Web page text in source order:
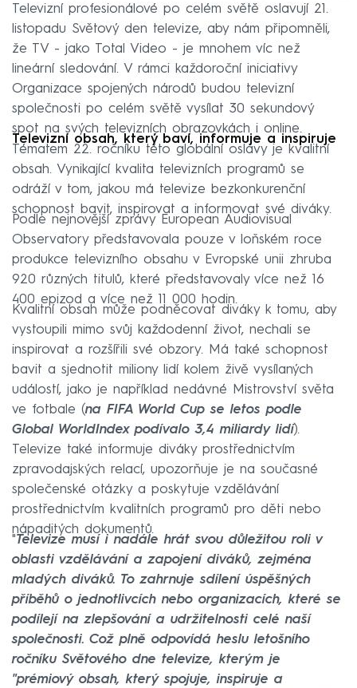
Televizní profesionálové po celém světě oslavují 21.
listopadu Světový den televize, aby nám připomněli,
že TV - jako Total Video - je mnohem víc než
lineární sledování. V rámci každoroční iniciativy
Organizace spojených národů budou televizní
společnosti po celém světě vysílat 30 sekundový
spot na svých televizních obrazovkách i online.
Televizní obsah, který baví, informuje a inspiruje
Tématem 22. ročníku této globální oslavy je kvalitní
obsah. Vynikající kvalita televizních programů se
odráží v tom, jakou má televize bezkonkurenční
schopnost bavit, inspirovat a informovat své diváky.
Podle nejnovější zprávy European Audiovisual
Observatory představovala pouze v loňském roce
produkce televizního obsahu v Evropské unii zhruba
920 různých titulů, které představovaly více než 16
400 epizod a více než 11 000 hodin.
Kvalitní obsah může podněcovat diváky k tomu, aby
vystoupili mimo svůj každodenní život, nechali se
inspirovat a rozšířili své obzory. Má také schopnost
bavit a sjednotit miliony lidí kolem živě vysílaných
událostí, jako je například nedávné Mistrovství světa
ve fotbale (na FIFA World Cup se letos podle
Global WorldIndex podívalo 3,4 miliardy lidí).
Televize také informuje diváky prostřednictvím
zpravodajských relací, upozorňuje je na současné
společenské otázky a poskytuje vzdělávání
prostřednictvím kvalitních programů pro děti nebo
nápaditých dokumentů.
"Televize musí i nadále hrát svou důležitou roli v
oblasti vzdělávání a zapojení diváků, zejména
mladých diváků. To zahrnuje sdílení úspěšných
příběhů o jednotlivcích nebo organizacích, které se
podílejí na zlepšování a udržitelnosti celé naší
společnosti. Což plně odpovídá heslu letošního
ročníku Světového dne televize, kterým je
"prémiový obsah, který spojuje, inspiruje a